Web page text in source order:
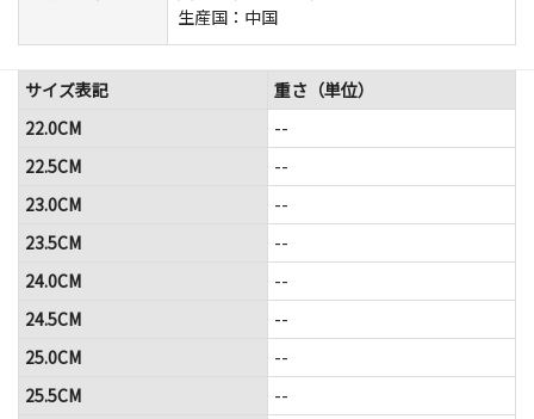
生産国：中国
サイズ表記
重さ（単位）
22.0CM
--
22.5CM
--
23.0CM
--
23.5CM
--
24.0CM
--
24.5CM
--
25.0CM
--
25.5CM
--